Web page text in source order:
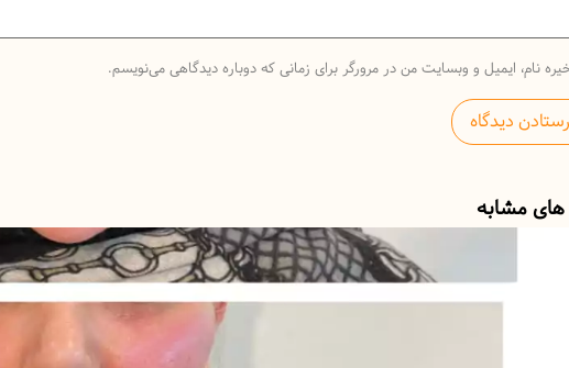
نام، ایمیل و وبسایت من در مرورگر برای زمانی که دوباره دیدگاهی می‌نویسم.
مشابه